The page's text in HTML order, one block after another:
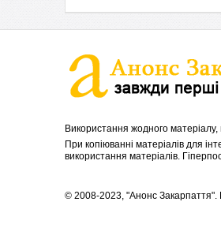
Використання жодного
При копіюванні матеріалів для
використання матеріалів.
© 2008-2023, "Анонс Закарпаття".